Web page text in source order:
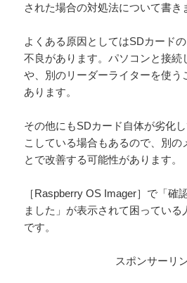
された場合の対処法について書き
よくある原因としてはSDカード
不良があります。パソコンと接続
や、別のリーダーライターを使う
あります。
その他にもSDカード自体が劣化
こしている場合もあるので、別の
とで改善する可能性があります。
［Raspberry OS Imager］で「確
ました」が表示されて困っている
です。
スポンサーリ